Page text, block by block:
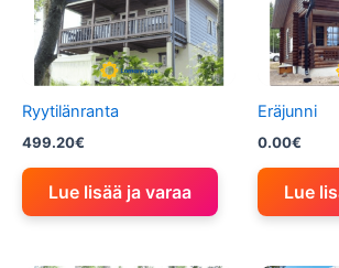
Ryytilänranta
499.20€
Lue lisää ja varaa
Eräjunni
0.00€
Lue